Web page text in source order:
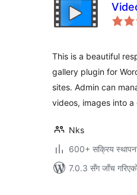
This is a beautiful
gallery plugin for
sites. Admin can
videos, images into a
Nks
600+ सक्रिय
7.0.3 सँग जाँच